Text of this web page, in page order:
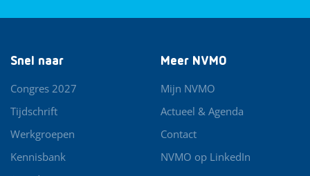
Snel naar
Congres 2027
Tijdschrift
Werkgroepen
Kennisbank
Meer NVMO
Mijn NVMO
Actueel & Agenda
Contact
NVMO op LinkedIn